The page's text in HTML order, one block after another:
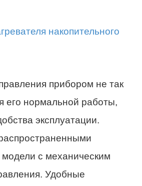
прибором не так
его нормальной работы,
эксплуатации.
модели с механическим
Удобные